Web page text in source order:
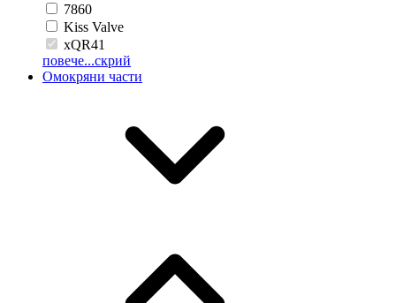
7860
Kiss Valve
xQR41
повече...скрий
Омокряни части